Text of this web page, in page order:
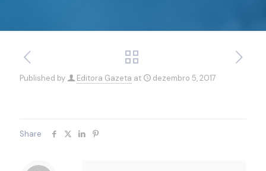
Published by Editora Gazeta at dezembro 5, 2017
Share